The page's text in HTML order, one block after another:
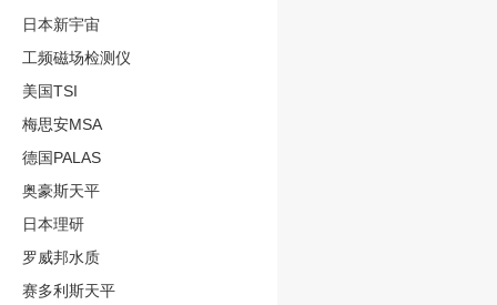
日本新宇宙
工频磁场检测仪
美国TSI
梅思安MSA
德国PALAS
奥豪斯天平
日本理研
罗威邦水质
赛多利斯天平